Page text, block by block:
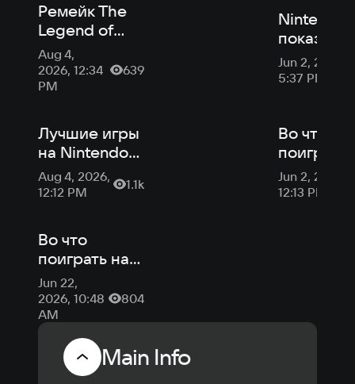
Ремейк The
Legend of
Zelda:
Ocarina of
Time
русский язык
Aug 4,
2026, 12:34
PM
639
Лучшие игры
на Nintendo
Switch 2 в
2026 году
Aug 4, 2026,
12:12 PM
1.1k
Во что
поиграть на
этой неделе:
«Ил-2:
Корея» и
шутер в духе
Titanfall
Jun 22,
2026, 10:48
AM
804
Nintendo
показала
минут
геймплея
Jun 2, 2026,
5:37 PM
Во что
поиграть
июне
ремейк
Jun 2, 2026,
12:13 PM
Main Info